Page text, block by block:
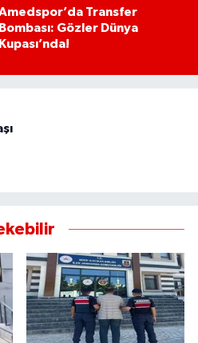
Transfer
Bombası: Gözler Dünya
Kupası’nda!